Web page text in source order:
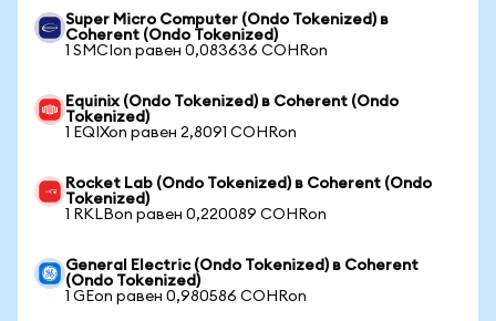
Super Micro Computer (Ondo Tokenized) в
Coherent (Ondo Tokenized)
1 SMCIon равен 0,083636 COHRon
Equinix (Ondo Tokenized) в Coherent (Ondo
Tokenized)
1 EQIXon равен 2,8091 COHRon
Rocket Lab (Ondo Tokenized) в Coherent (Ondo
Tokenized)
1 RKLBon равен 0,220089 COHRon
General Electric (Ondo Tokenized) в Coherent
(Ondo Tokenized)
1 GEon равен 0,980586 COHRon